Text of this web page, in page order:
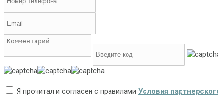
Я прочитал и согласен с правилами Условия